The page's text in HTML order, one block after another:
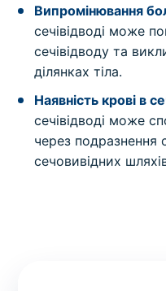
Випромінювання
сечівідводі може
сечівідводу та
ділянках тіла.
Наявність крові в
сечівідводі може
через подразнення
сечовивідних